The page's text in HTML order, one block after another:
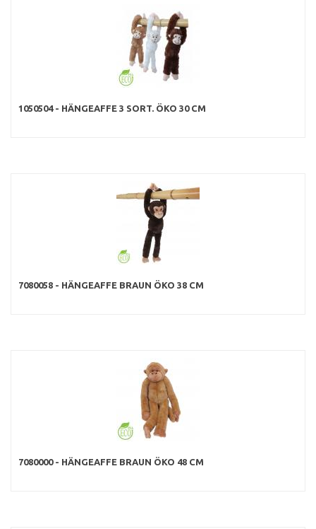
1050504 - HÄNGEAFFE 3 SORT. ÖKO 30 CM
7080058 - HÄNGEAFFE BRAUN ÖKO 38 CM
7080000 - HÄNGEAFFE BRAUN ÖKO 48 CM